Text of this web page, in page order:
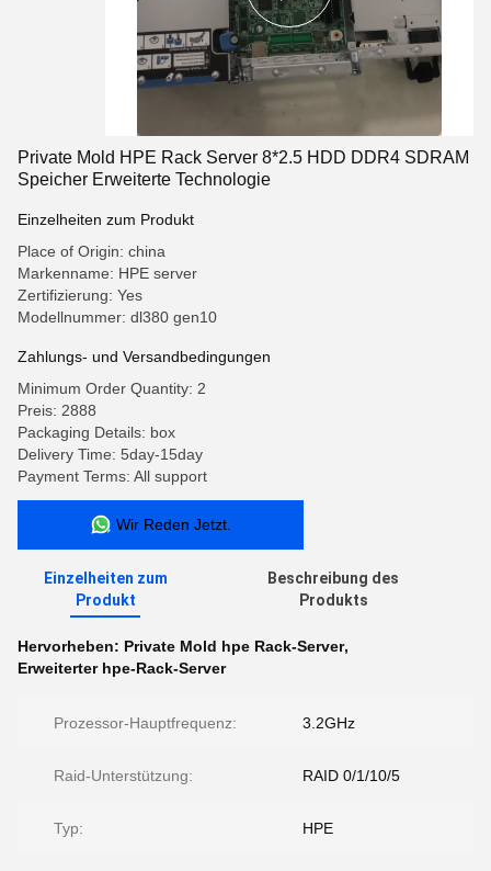
Private Mold HPE Rack Server 8*2.5 HDD DDR4 SDRAM
Speicher Erweiterte Technologie
Einzelheiten zum Produkt
Place of Origin: china
Markenname: HPE server
Zertifizierung: Yes
Modellnummer: dl380 gen10
Zahlungs- und Versandbedingungen
Minimum Order Quantity: 2
Preis: 2888
Packaging Details: box
Delivery Time: 5day-15day
Payment Terms: All support
Wir Reden Jetzt.
Einzelheiten zum
Produkt
Beschreibung des
Produkts
Hervorheben: Private Mold hpe Rack-Server,
Erweiterter hpe-Rack-Server
Prozessor-Hauptfrequenz: 3.2GHz
Raid-Unterstützung: RAID 0/1/10/5
Typ: HPE